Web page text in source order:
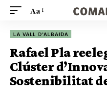
Aa
LA VALL D'ALBAIDA
Rafael Pla
Clúster
Sostenibilitat